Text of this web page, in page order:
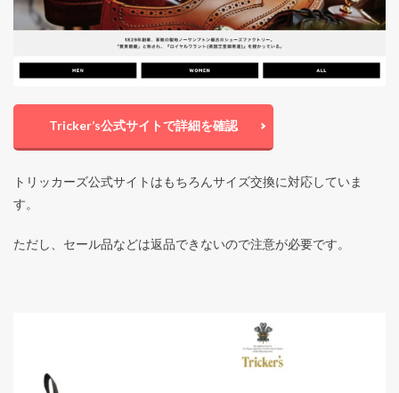
Tricker’s公式サイトで詳細を確認
トリッカーズ公式サイトはもちろんサイズ交換に対応していま
す。
ただし、セール品などは返品できないので注意が必要です。